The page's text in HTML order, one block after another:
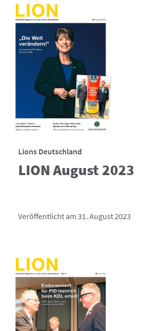
Lions Deutschland
LION August 2023
Veröffentlicht am 31. August 2023